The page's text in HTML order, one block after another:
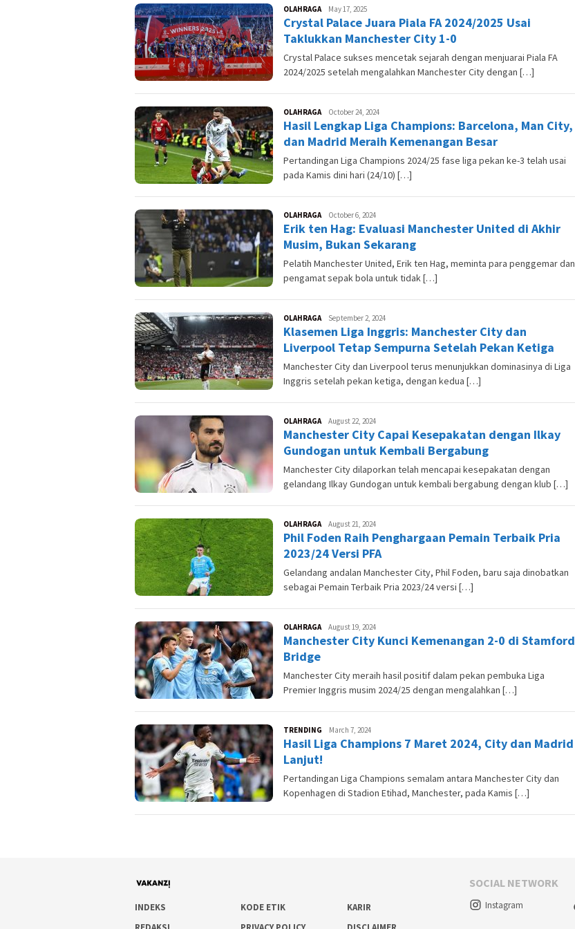
OLAHRAGAAndesma
Candra
May 17, 2025
Crystal Palace Juara Piala FA 2024/2025 Usai
Taklukkan Manchester City 1-0
Crystal Palace sukses mencetak sejarah dengan menjuarai Piala FA
2024/2025 setelah mengalahkan Manchester City dengan […]
OLAHRAGAAndre
Skuter
October 24, 2024
Hasil Lengkap Liga Champions: Barcelona, Man City,
dan Madrid Meraih Kemenangan Besar
Pertandingan Liga Champions 2024/25 fase liga pekan ke-3 telah usai
pada Kamis dini hari (24/10) […]
OLAHRAGAAndre
Skuter
October 6, 2024
Erik ten Hag: Evaluasi Manchester United di Akhir
Musim, Bukan Sekarang
Pelatih Manchester United, Erik ten Hag, meminta para penggemar dan
pengamat sepak bola untuk tidak […]
OLAHRAGAAndre
Skuter
September 2, 2024
Klasemen Liga Inggris: Manchester City dan
Liverpool Tetap Sempurna Setelah Pekan Ketiga
Manchester City dan Liverpool terus menunjukkan dominasinya di Liga
Inggris setelah pekan ketiga, dengan kedua […]
OLAHRAGAAndre
Skuter
August 22, 2024
Manchester City Capai Kesepakatan dengan Ilkay
Gundogan untuk Kembali Bergabung
Manchester City dilaporkan telah mencapai kesepakatan dengan
gelandang Ilkay Gundogan untuk kembali bergabung dengan klub […]
OLAHRAGAAndre
Skuter
August 21, 2024
Phil Foden Raih Penghargaan Pemain Terbaik Pria
2023/24 Versi PFA
Gelandang andalan Manchester City, Phil Foden, baru saja dinobatkan
sebagai Pemain Terbaik Pria 2023/24 versi […]
OLAHRAGAAndre
Skuter
August 19, 2024
Manchester City Kunci Kemenangan 2-0 di Stamford
Bridge
Manchester City meraih hasil positif dalam pekan pembuka Liga
Premier Inggris musim 2024/25 dengan mengalahkan […]
TRENDING Andesma
Candra
March 7, 2024
Hasil Liga Champions 7 Maret 2024, City dan Madrid
Lanjut!
Pertandingan Liga Champions semalam antara Manchester City dan
Kopenhagen di Stadion Etihad, Manchester, pada Kamis […]
INDEKS KODE ETIK
KARIR
SOCIAL NETWORK
Instagram